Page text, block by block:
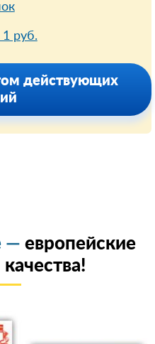
руб.
действующих
— европейские